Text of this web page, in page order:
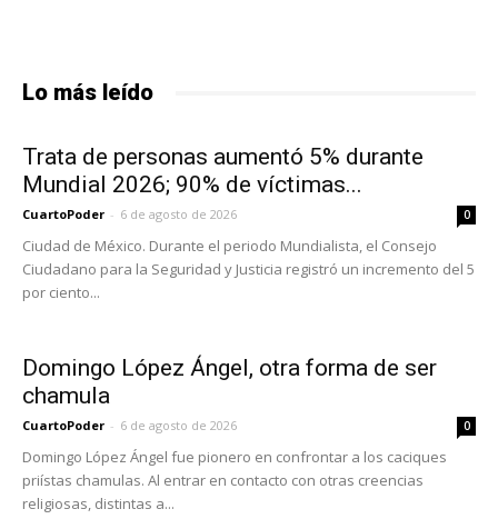
Lo más leído
Trata de personas aumentó 5% durante
Mundial 2026; 90% de víctimas...
CuartoPoder - 6 de agosto de 2026 0
Ciudad de México. Durante el periodo Mundialista, el Consejo
Ciudadano para la Seguridad y Justicia registró un incremento del 5
por ciento...
Domingo López Ángel, otra forma de ser
chamula
CuartoPoder - 6 de agosto de 2026 0
Domingo López Ángel fue pionero en confrontar a los caciques
priístas chamulas. Al entrar en contacto con otras creencias
religiosas, distintas a...